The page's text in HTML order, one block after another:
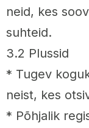
neid, kes
suhteid.
3.2 Plussid
* Tugev
neist, kes
* Põhjalik